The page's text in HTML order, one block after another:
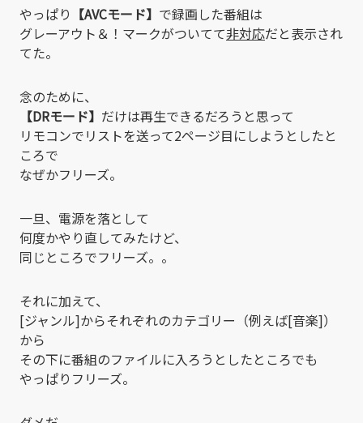
やっぱり 【AVCモード】 で録画した番組は
グレーアウト＆！マークがついてて非対応だと表示され
てた。
念のために、
【DRモード】 だけは再生できるだろうと思って
リモコンでリストを送って2ページ目にしようとしたと
ころで
なぜかフリーズ。
一旦、電源を落として
何度かやり直してみたけど、
同じところでフリーズ。。
それに加えて、
[ジャンル]からそれぞれのカテゴリー（例えば[音楽]）
から
その下に番組のファイルに入ろうとしたところでも
やっぱりフリーズ。